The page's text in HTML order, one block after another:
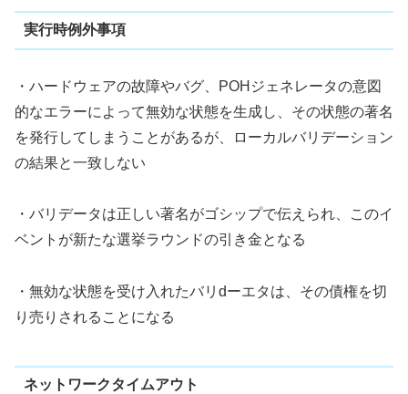
実行時例外事項
・ハードウェアの故障やバグ、POHジェネレータの意図
的なエラーによって無効な状態を生成し、その状態の著名
を発行してしまうことがあるが、ローカルバリデーション
の結果と一致しない
・バリデータは正しい著名がゴシップで伝えられ、このイ
ベントが新たな選挙ラウンドの引き金となる
・無効な状態を受け入れたバリdーエタは、その債権を切
り売りされることになる
ネットワークタイムアウト